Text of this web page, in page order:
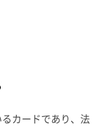
カードであり、法